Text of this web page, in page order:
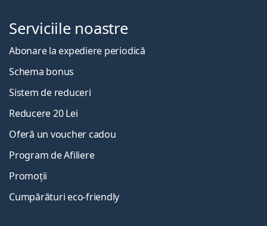
Serviciile noastre
Abonare la expediere periodică
Schema bonus
Sistem de reduceri
Reducere 20 Lei
Oferă un voucher cadou
Program de Afiliere
Promoții
Cumpărături eco-friendly